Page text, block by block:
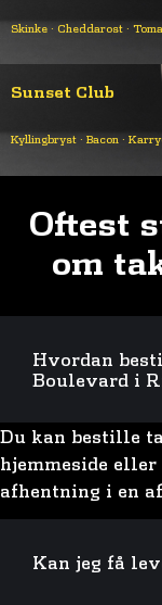
Skinke · Cheddarost ·
Sunset Club
Kyllingbryst · Bacon ·
Oftest
om
Hvordan
Boulevard i
Du kan bestille
hjemmeside
afhentning i en
Kan jeg få